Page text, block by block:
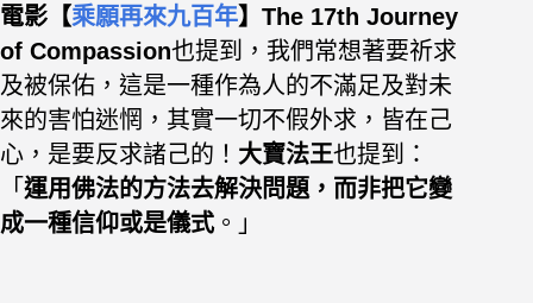
電影【乘願再來九百年】The 17th Journey
of Compassion也提到，我們常想著要祈求
及被保佑， 這是一種作為人的不滿足及對未
來的害怕迷惘， 其實一切不假外求，皆在己
心，是要反求諸己的！ 大寶法王也提到：
「 運用佛法的方法去解決問題，而非把它變
成一種信仰或是儀式。」